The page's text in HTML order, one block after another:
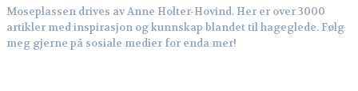
Moseplassen drives av Anne Holter-Hovind. Her er over 3000
artikler med inspirasjon og kunnskap blandet til hageglede. Følg
meg gjerne på sosiale medier for enda mer!